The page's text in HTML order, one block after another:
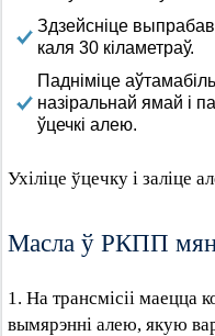
Здзейсніце
каля 30 кіламетраў.
Падніміце
назіральнай ямай і
ўцечкі алею.
Ухіліце ўцечку і заліце
Масла ў РКПП
1. На трансмісіі маецца
вымярэнні алею, якую